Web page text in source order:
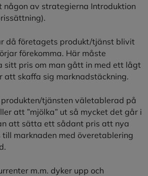
någon av strategierna Introduktion
då företagets produkt/tjänst blivit
förekomma. Här måste
sitt pris om man gått in med ett lågt
att skaffa sig marknadstäckning.
tjänsten väletablerad på
att ”mjölka” ut så mycket det går i
att sätta ett sådant pris att nya
till marknaden med överetablering
m.m. dyker upp och